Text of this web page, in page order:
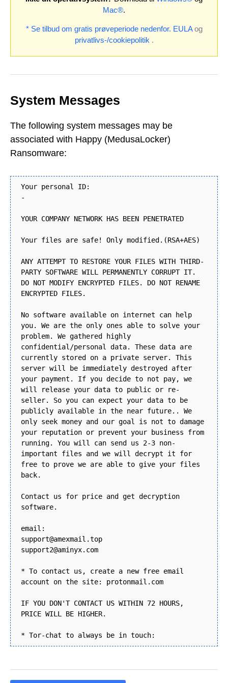
Mac®.
* Se tilbud om gratis prøveperiode nedenfor. EULAog
privatlivs-/cookiepolitik .
System Messages
The following system messages may be
associated with Happy (MedusaLocker)
Ransomware:
Your personal ID:
-
YOUR COMPANY NETWORK HAS BEEN PENETRATED
Your files are safe! Only modified.(RSA+AES)
ANY ATTEMPT TO RESTORE YOUR FILES WITH THIRD-
PARTY SOFTWARE WILL PERMANENTLY CORRUPT IT.
DO NOT MODIFY ENCRYPTED FILES. DO NOT RENAME
ENCRYPTED FILES.
No software available on internet can help
you. We are the only ones able to solve your
problem. We gathered highly
confidential/personal data. These data are
currently stored on a private server. This
server will be immediately destroyed after
your payment. If you decide to not pay, we
will release your data to public or re-
seller. So you can expect your data to be
publicly available in the near future.. We
only seek money and our goal is not to damage
your reputation or prevent your business from
running. You will can send us 2-3 non-
important files and we will decrypt it for
free to prove we are able to give your files
back.
Contact us for price and get decryption
software.
email:
support@amexmail.top
support2@aminyx.com
* To contact us, create a new free email
account on the site: protonmail.com
IF YOU DON'T CONTACT US WITHIN 72 HOURS,
PRICE WILL BE HIGHER.
* Tor-chat to always be in touch: